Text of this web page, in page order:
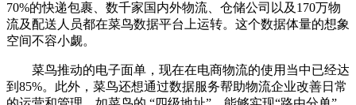
70%的快递包裹、数千家国内外物流、仓储公司以及170万物
流及配送人员都在菜鸟数据平台上运转。这个数据体量的想象
空间不容小觑。
菜鸟推动的电子面单，现在在电商物流的使用当中已经达
到85%。此外，菜鸟还想通过数据服务帮助物流企业改善日常